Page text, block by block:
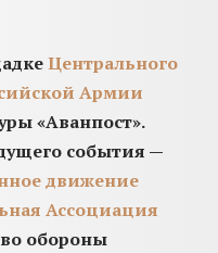
Центрального
Армии
«Аванпост».
события —
движение
Ассоциация
обороны